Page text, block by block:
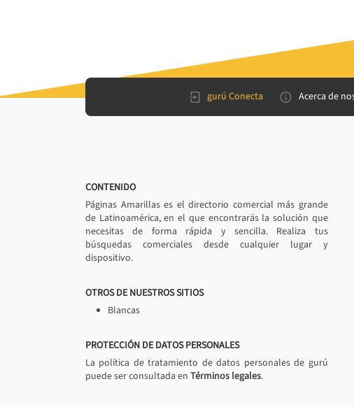
gurú Conecta Acerca de
CONTENIDO
Páginas Amarillas es el directorio comercial más grande
de Latinoamérica, en el que encontrarás la solución que
necesitas de forma rápida y sencilla. Realiza tus
búsquedas comerciales desde cualquier lugar y
dispositivo.
OTROS DE NUESTROS SITIOS
Blancas
PROTECCIÓN DE DATOS PERSONALES
La política de tratamiento de datos personales de gurú
puede ser consultada en Términos legales.